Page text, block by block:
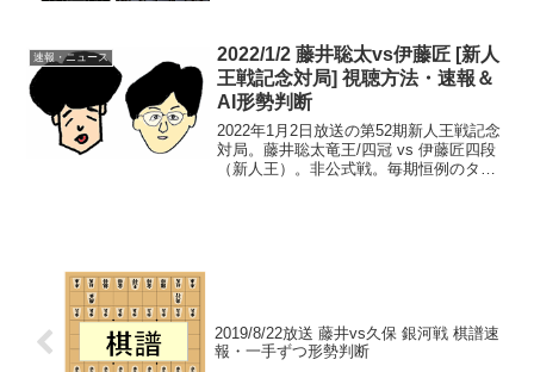
藤井棋王の勝ち（藤井1-0増田）。...
速報・ニュース
2022/1/2 藤井聡太vs伊藤匠 [新人
王戦記念対局] 視聴方法・速報＆
AI形勢判断
2022年1月2日放送の第52期新人王戦記念
対局。藤井聡太竜王/四冠 vs 伊藤匠四段
（新人王）。非公式戦。毎期恒例のタイ
2019/8/22放送 藤井vs久保 銀河戦 棋譜速
報・一手ずつ形勢判断